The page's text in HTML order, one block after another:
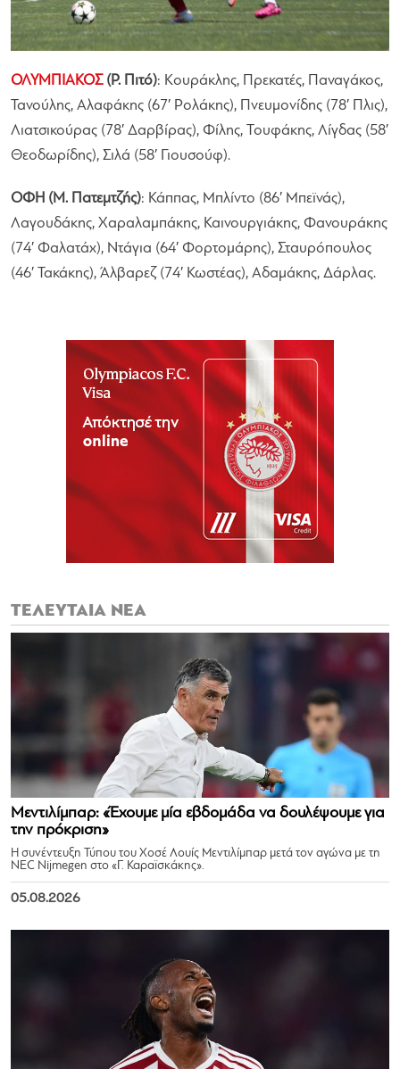
ΟΛΥΜΠΙΑΚΟΣ(Ρ. Πιτό): Κουράκλης, Πρεκατές, Παναγάκος,
Τανούλης, Αλαφάκης (67′ Ρολάκης), Πνευμονίδης (78′ Πλις),
Λιατσικούρας (78′ Δαρβίρας), Φίλης, Τουφάκης, Λίγδας (58′
Θεοδωρίδης), Σιλά (58′ Γιουσούφ).
ΟΦΗ (Μ. Πατεμτζής): Κάππας, Μπλίντο (86′ Μπεϊνάς),
Λαγουδάκης, Χαραλαμπάκης, Καινουργιάκης, Φανουράκης
(74′ Φαλατάχ), Ντάγια (64′ Φορτομάρης), Σταυρόπουλος
(46′ Τακάκης), Άλβαρεζ (74′ Κωστέας), Αδαμάκης, Δάρλας.
ΤΕΛΕΥΤΑΙΑ ΝΕΑ
Μεντιλίμπαρ: «Έχουμε μία εβδομάδα να δουλέψουμε για
την πρόκριση»
Η συνέντευξη Τύπου του Χοσέ Λουίς Μεντιλίμπαρ μετά τον αγώνα με τη
NEC Nijmegen στο «Γ. Καραϊσκάκης».
05.08.2026